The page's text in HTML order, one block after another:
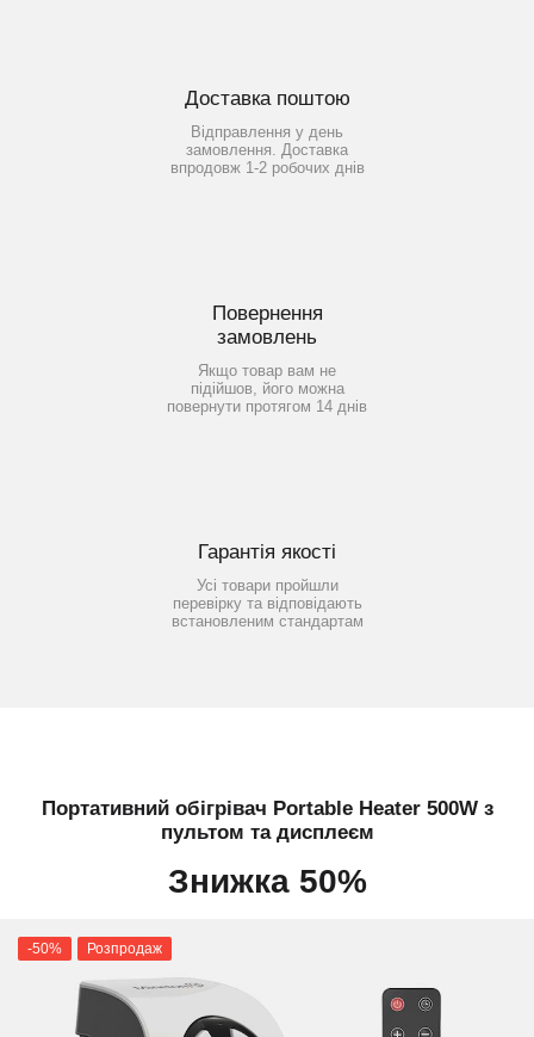
Доставка поштою
Відправлення у день
замовлення. Доставка
впродовж 1-2 робочих днів
Повернення
замовлень
Якщо товар вам не
підійшов, його можна
повернути протягом 14 днів
Гарантія якості
Усі товари пройшли
перевірку та відповідають
встановленим стандартам
Портативний обігрівач Portable Heater 500W з
пультом та дисплеєм
Знижка 50%
-50% Розпродаж